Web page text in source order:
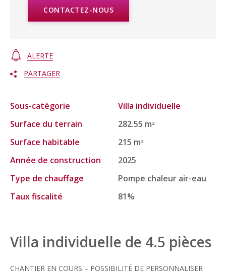
CONTACTEZ-NOUS
ALERTE
PARTAGER
Sous-catégorie
Villa individuelle
Surface du terrain
282.55 m2
Surface habitable 215 m2
Année de construction
2025
Type de chauffage
Pompe chaleur air-eau
Taux fiscalité
81%
Villa individuelle de 4.5 pièces
CHANTIER EN COURS – POSSIBILITÉ DE PERSONNALISER